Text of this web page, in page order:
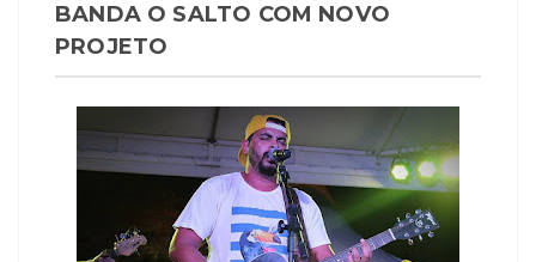
BANDA O SALTO COM NOVO
PROJETO